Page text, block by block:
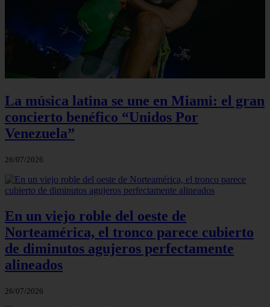
La música latina se une en Miami: el gran
concierto benéfico “Unidos Por
Venezuela”
26/07/2026
En un viejo roble del oeste de
Norteamérica, el tronco parece cubierto
de diminutos agujeros perfectamente
alineados
26/07/2026